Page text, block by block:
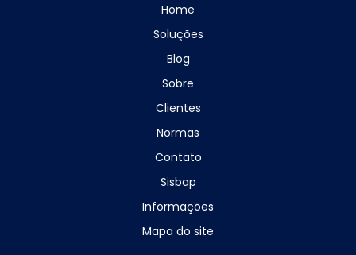
Home
Soluções
Blog
Sobre
Clientes
Normas
Contato
Sisbap
Informações
Mapa do site